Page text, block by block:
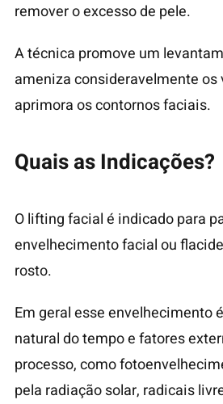
remover o excesso de pele.
A técnica promove um
ameniza consideravelmente os
aprimora os contornos faciais.
Quais as Indicações?
O lifting facial é indicado para
envelhecimento facial ou
rosto.
Em geral esse envelhecimento
natural do tempo e fatores
processo, como
pela radiação solar, radicais